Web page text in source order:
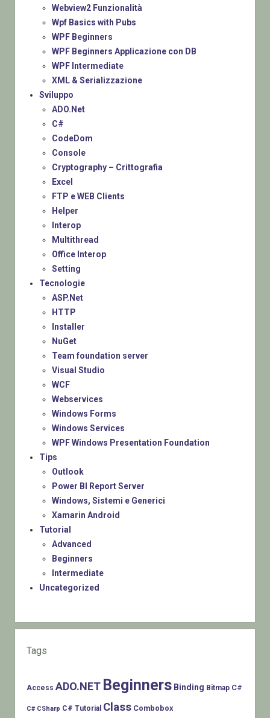
Webview2 Funzionalità
Wpf Basics with Pubs
WPF Beginners
WPF Beginners Applicazione con DB
WPF Intermediate
XML & Serializzazione
Sviluppo
ADO.Net
C#
CodeDom
Console
Cryptography – Crittografia
Excel
FTP e WEB Clients
Helper
Interop
Multithread
Office Interop
Setting
Tecnologie
ASP.Net
HTTP
Installer
NuGet
Team foundation server
Visual Studio
WCF
Webservices
Windows Forms
Windows Services
WPF Windows Presentation Foundation
Tips
Outlook
Power BI Report Server
Windows, Sistemi e Generici
Xamarin Android
Tutorial
Advanced
Beginners
Intermediate
Uncategorized
Tags
Access ADO.NET Beginners Binding Bitmap C#
C# CSharp C# Tutorial Class Combobox